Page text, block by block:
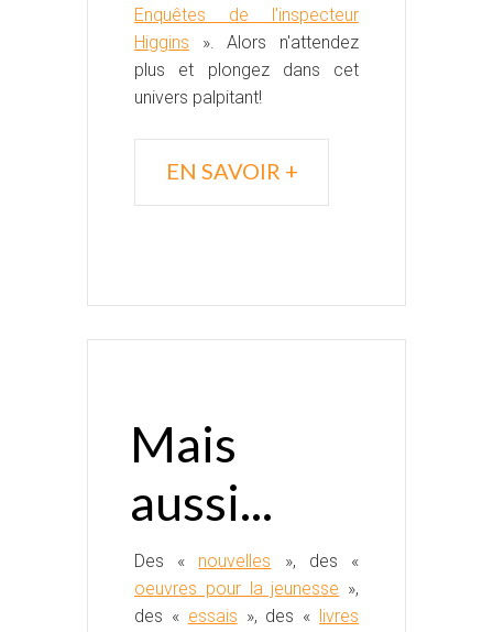
Enquêtes de l'inspecteur
Higgins ». Alors n'attendez
plus et plongez dans cet
univers palpitant!
EN SAVOIR +
Mais
aussi...
Des « nouvelles », des «
oeuvres pour la jeunesse »,
des « essais », des «
livres